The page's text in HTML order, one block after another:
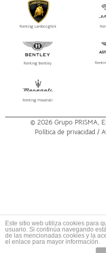
Renting Lamborghini
Renting Bentley
Renting Maserati
© 2026 Grupo PRISMA,
Política de privacidad /
Este sitio web utiliza cookies para
usuario. Si continúa navegando
de las mencionadas cookies y la
el enlace para mayor información.